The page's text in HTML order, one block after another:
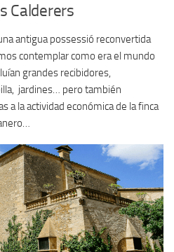
Calderers
antigua possessió reconvertida
contemplar como era el mundo
grandes recibidores,
jardines… pero también
a la actividad económica de la finca